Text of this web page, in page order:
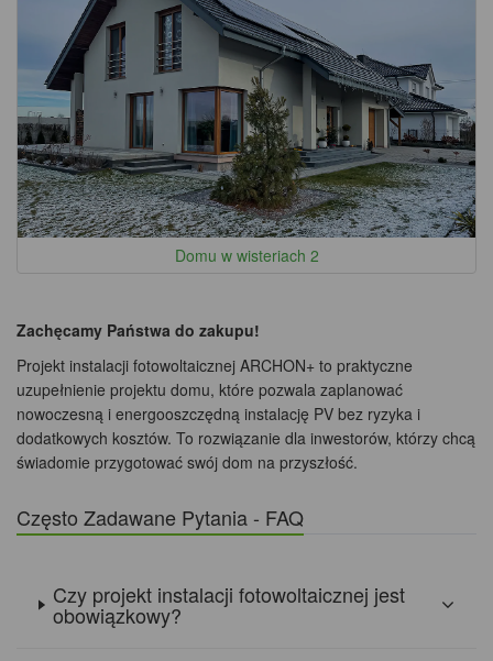
Domu w wisteriach 2
Zachęcamy Państwa do zakupu!
Projekt instalacji fotowoltaicznej ARCHON+ to praktyczne
uzupełnienie projektu domu, które pozwala zaplanować
nowoczesną i energooszczędną instalację PV bez ryzyka i
dodatkowych kosztów. To rozwiązanie dla inwestorów, którzy chcą
świadomie przygotować swój dom na przyszłość.
Często Zadawane Pytania - FAQ
Czy projekt instalacji fotowoltaicznej jest
obowiązkowy?